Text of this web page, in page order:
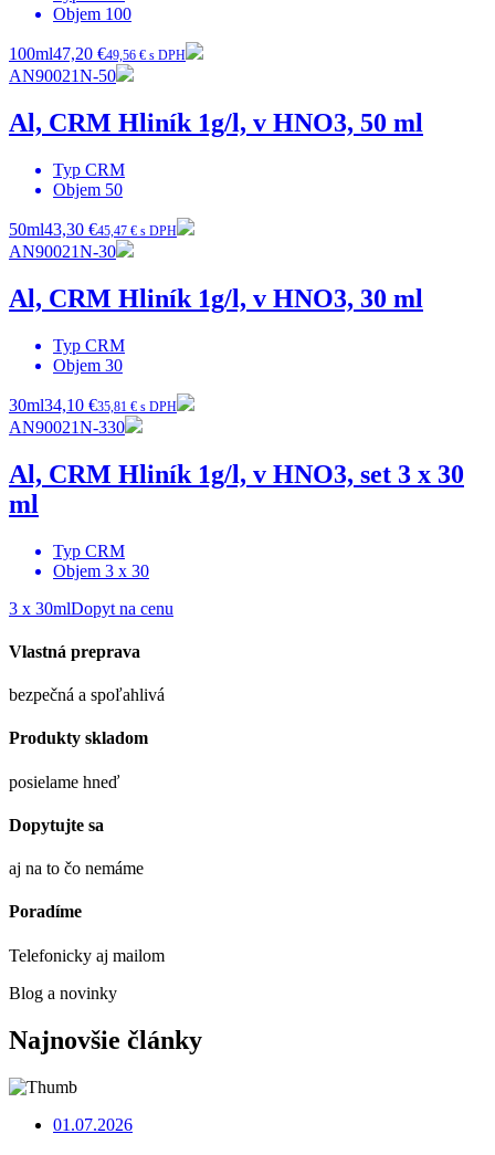
Objem 100
100ml47,20 €49,56 € s DPH
AN90021N-50
Al, CRM Hliník 1g/l, v HNO3, 50 ml
Typ CRM
Objem 50
50ml43,30 €45,47 € s DPH
AN90021N-30
Al, CRM Hliník 1g/l, v HNO3, 30 ml
Typ CRM
Objem 30
30ml34,10 €35,81 € s DPH
AN90021N-330
Al, CRM Hliník 1g/l, v HNO3, set 3 x 30
ml
Typ CRM
Objem 3 x 30
3 x 30mlDopyt na cenu
Vlastná preprava
bezpečná a spoľahlivá
Produkty skladom
posielame hneď
Dopytujte sa
aj na to čo nemáme
Poradíme
Telefonicky aj mailom
Blog a novinky
Najnovšie články
01.07.2026